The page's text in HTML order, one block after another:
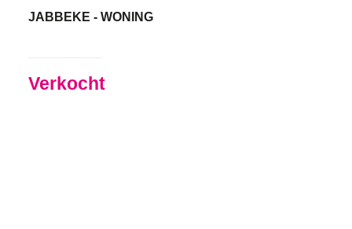
JABBEKE - WONING
Verkocht